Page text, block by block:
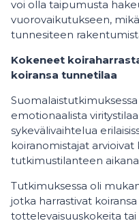
voi olla taipumusta
vuorovaikutukseen,
tunnesiteen
Kokeneet
koiransa tunnetilaa
emotionaalista
sykevälivaihtelua
koiranomistajat
tutkimustilanteen
Tutkimuksessa oli
jotka harrastivat
tottelevaisuuskokeita tai